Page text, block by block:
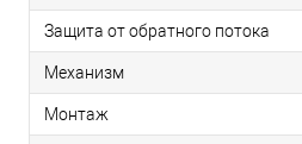
Защита от обратного потока
Механизм
Монтаж